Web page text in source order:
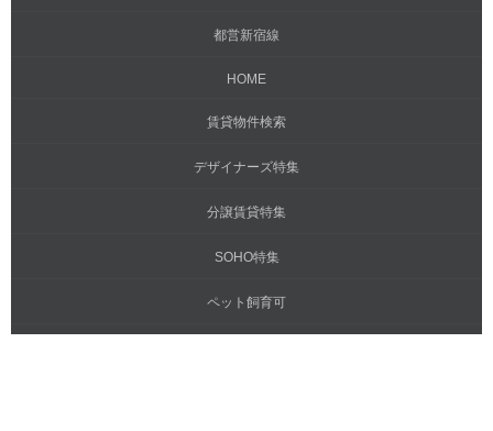
都営新宿線
HOME
賃貸物件検索
デザイナーズ特集
分譲賃貸特集
SOHO特集
ペット飼育可